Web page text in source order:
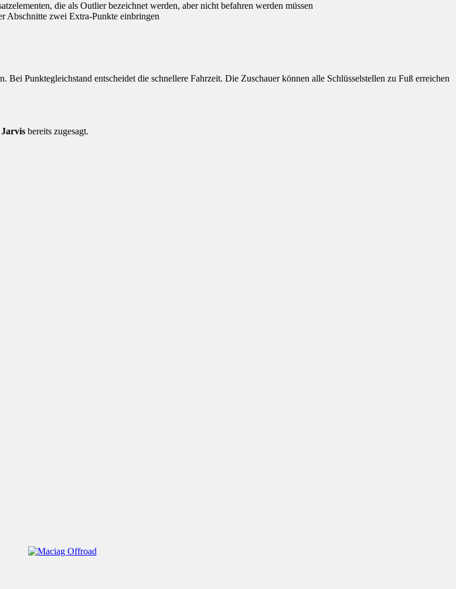
die als Outlier bezeichnet werden, aber nicht befahren werden müssen
Abschnitte zwei Extra-Punkte einbringen
Bei Punktegleichstand entscheidet die schnellere Fahrzeit. Die Zuschauer können alle Schlüsselstellen zu Fuß erreichen
bereits zugesagt.